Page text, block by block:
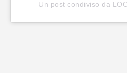
Un post condiviso da